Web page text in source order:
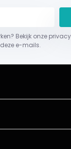
Bekijk onze
e-mails.